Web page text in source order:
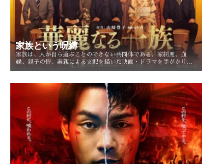
家族という呪縛
家族は、人が自ら選ぶことのできない共同体である。家制度、血
縁、親子の情、毒親による支配を描いた映画・ドラマを手がかり